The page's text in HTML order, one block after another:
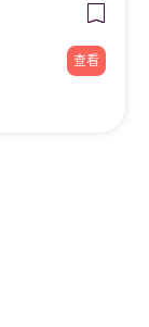
查看